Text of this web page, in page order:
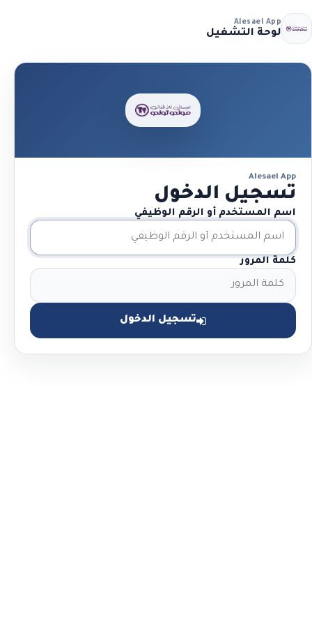
Alesaei App
لوحة التشغيل
Alesaei App
تسجيل الدخول
اسم المستخدم أو الرقم الوظيفي
كلمة المرور
تسجيل الدخول